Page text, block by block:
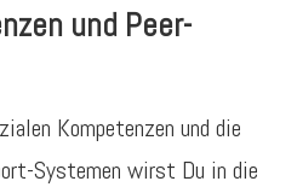
und Peer-
Kompetenzen und die
Systemen wirst Du in die